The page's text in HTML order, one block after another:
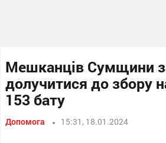
Мешканців Сумщини
долучитися до збору
153 бату
Допомога 15:31, 18.01.2024